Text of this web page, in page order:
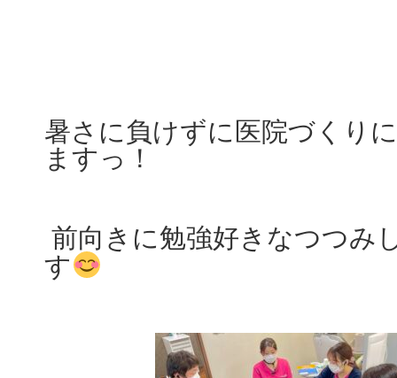
暑さに負けずに医院づくり
ますっ！
前向きに勉強好きなつつみ
す